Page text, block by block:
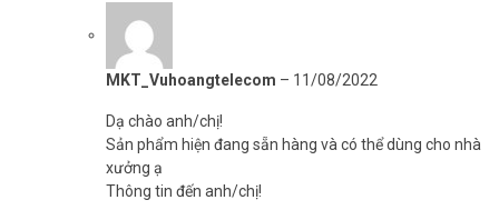
MKT_Vuhoangtelecom – 11/08/2022
Dạ chào anh/chị!
Sản phẩm hiện đang sẵn hàng và có thể dùng cho nhà
xưởng ạ
Thông tin đến anh/chị!